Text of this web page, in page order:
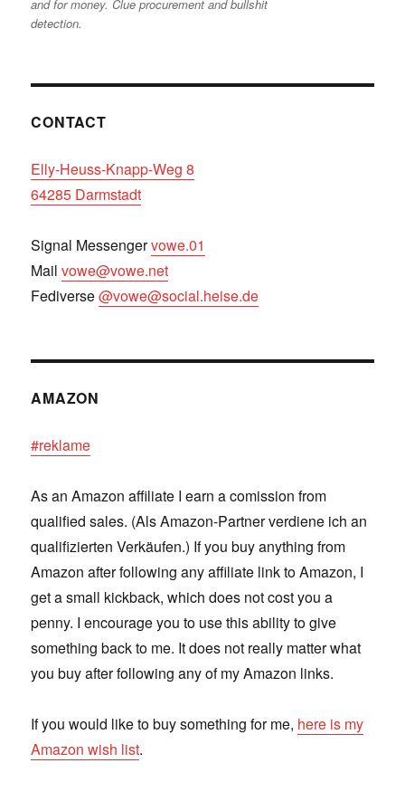
and for money. Clue procurement and bullshit
detection.
CONTACT
Elly-Heuss-Knapp-Weg 8
64285 Darmstadt
Signal Messengervowe.01
Mailvowe@vowe.net
Fediverse@vowe@social.heise.de
AMAZON
#reklame
As an Amazon affiliate I earn a comission from
qualified sales. (Als Amazon-Partner verdiene ich an
qualifizierten Verkäufen.) If you buy anything from
Amazon after following any affiliate link to Amazon, I
get a small kickback, which does not cost you a
penny. I encourage you to use this ability to give
something back to me. It does not really matter what
you buy after following any of my Amazon links.
If you would like to buy something for me, here is my
Amazon wish list.